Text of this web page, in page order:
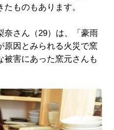
ものもあります。
さん（29）は、「豪雨
原因とみられる火災で窯
被害にあった窯元さんも